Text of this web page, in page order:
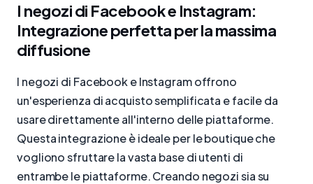
I negozi di Facebook e Instagram:
Integrazione perfetta per la massima
diffusione
I negozi di Facebook e Instagram offrono
un'esperienza di acquisto semplificata e facile da
usare direttamente all'interno delle piattaforme.
Questa integrazione è ideale per le boutique che
vogliono sfruttare la vasta base di utenti di
entrambe le piattaforme. Creando negozi sia su